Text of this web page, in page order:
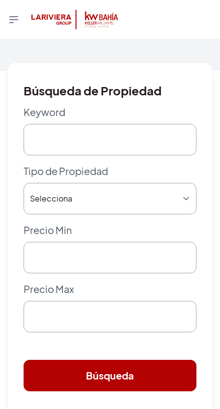
Búsqueda de Propiedad
Keyword
Tipo de Propiedad
Precio Min
Precio Max
Búsqueda